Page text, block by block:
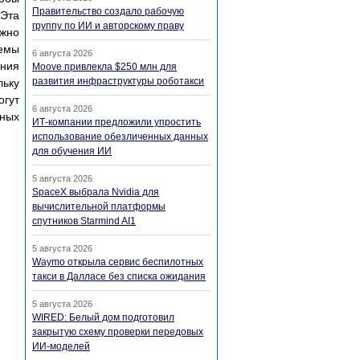
Правительство создало рабочую
группу по ИИ и авторскому праву
6 августа 2026
Moove привлекла $250 млн для
развития инфраструктуры роботакси
6 августа 2026
ИТ-компании предложили упростить
использование обезличенных данных
для обучения ИИ
5 августа 2026
SpaceX выбрала Nvidia для
вычислительной платформы
спутников Starmind AI1
5 августа 2026
Waymo открыла сервис беспилотных
такси в Далласе без списка ожидания
5 августа 2026
WIRED: Белый дом подготовил
закрытую схему проверки передовых
ИИ-моделей